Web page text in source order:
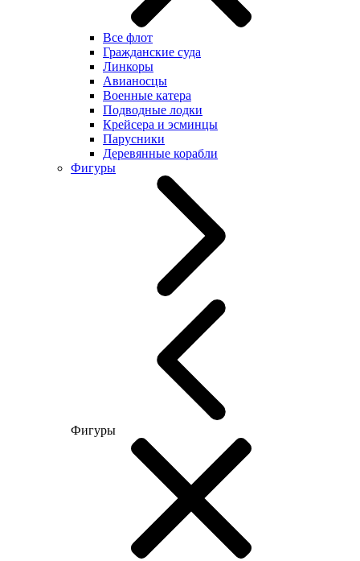
Все флот
Гражданские суда
Линкоры
Авианосцы
Военные катера
Подводные лодки
Крейсера и эсминцы
Парусники
Деревянные корабли
Фигуры
Фигуры